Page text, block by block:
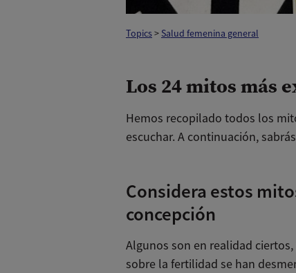
Topics> Salud femenina general
Los 24 mitos más
Hemos recopilado todos los
escuchar. A continuación,
Considera estos
concepción
Algunos son en realidad
sobre la fertilidad se han